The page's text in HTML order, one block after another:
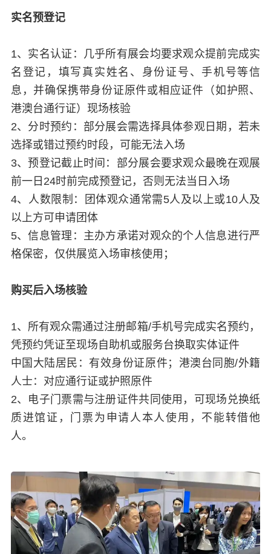
实名预登记
1、实名认证：几乎所有展会均要求观众提前完成实
名登记，填写真实姓名、身份证号、手机号等信
息，并确保携带身份证原件或相应证件（如护照、
港澳台通行证）现场核验
2、分时预约：部分展会需选择具体参观日期，若未
选择或错过预约时段，可能无法入场
3、预登记截止时间：部分展会要求观众最晚在观展
前一日24时前完成预登记，否则无法当日入场
4、人数限制：团体观众通常需5人及以上或10人及
以上方可申请团体
5、信息管理：主办方承诺对观众的个人信息进行严
格保密，仅供展览入场审核使用‌；
购买后入场核验
1、所有观众需通过注册邮箱/手机号完成实名预约，
凭预约凭证至现场自助机或服务台换取实体证件
中国大陆居民：有效身份证原件；港澳台同胞/外籍
人士：对应通行证或护照原件
2、电子门票需与注册证件共同使用，可现场兑换纸
质进馆证，门票为申请人本人使用，不能转借他
人。